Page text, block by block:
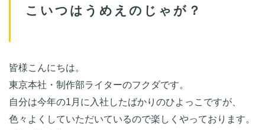
こいつはうめえのじゃが？
皆様こんにちは。
東京本社・制作部ライターのフクダです。
自分は今年の1月に入社したばかりのひよっこですが、
色々よくしていただいているので楽しくやっております。